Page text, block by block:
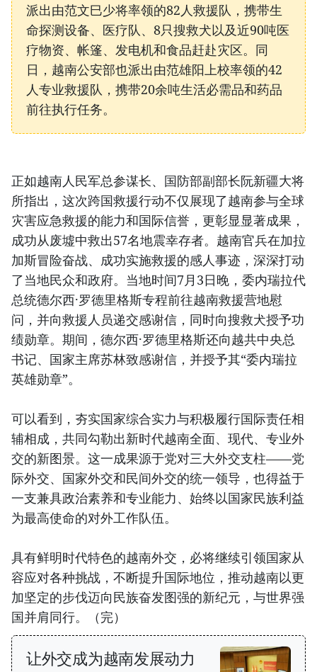
派出由范文巳少将率领的82人救援队，携带生
命探测设备、医疗队、8只搜救犬以及近90吨医
疗物资、帐篷、发电机和食品赶赴灾区。同
日，越南公安部也派出由范雄阳上校率领的42
人专业救援队，携带20余吨生活必需品和药品
前往执行任务。
正如越南人民军总参谋长、国防部副部长阮新疆大将
所指出，这次跨国救援行动不仅展现了越南参与全球
灾害应急救援的能力和国际信誉，更彰显显著成果，
成功从废墟中救出57名地震幸存者。越南官兵在加拉
加斯冒险奋战、成功实施救援的感人事迹，深深打动
了当地民众和政府。当地时间7月3日晚，委内瑞拉代
总统德尔西·罗德里格斯专程前往越南救援营地慰
问，并向救援人员递交感谢信，同时向搜救犬授予功
绩勋章。期间，德尔西·罗德里格斯还向越共中央总
书记、国家主席苏林致感谢信，并授予其“委内瑞拉
英雄勋章”。
可以看到，夯实国家综合实力与积极履行国际责任相
辅相成，共同勾勒出新时代越南全面、现代、专业外
交的新图景。这一成果源于党对三大外交支柱——党
际外交、国家外交和民间外交的统一领导，也得益于
一支兼具政治素养和专业能力、始终以国家民族利益
为最高使命的对外工作队伍。
具有鲜明时代特色的越南外交，必将继续引领国家从
容应对各种挑战，不断提升国际地位，推动越南以更
加坚定的步伐迈向民族奋发图强的新纪元，与世界强
国并肩同行。（完）
让外交成为越南发展动力